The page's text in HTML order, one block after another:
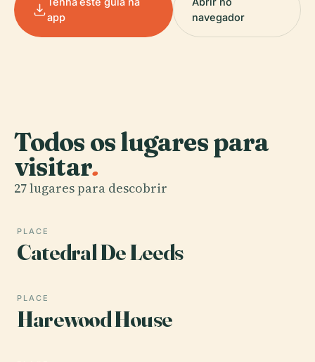
app
navegador
Todos os lugares para
visitar.
27 lugares para descobrir
PLACE
Catedral De Leeds
PLACE
Harewood House